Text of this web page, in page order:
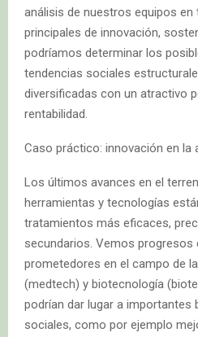
análisis de nuestros equipos
principales de innovación,
podríamos determinar los
tendencias sociales
diversificadas con un atractivo
rentabilidad.
Caso práctico: innovación en la
Los últimos avances en el
herramientas y tecnologías
tratamientos más eficaces,
secundarios. Vemos progresos
prometedores en el campo de
(medtech) y biotecnología
podrían dar lugar a importantes
sociales, como por ejemplo